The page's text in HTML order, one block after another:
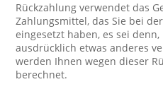
Rückzahlung verwendet das
Zahlungsmittel, das Sie bei
eingesetzt haben, es sei
ausdrücklich etwas anderes
werden Ihnen wegen dieser
berechnet.